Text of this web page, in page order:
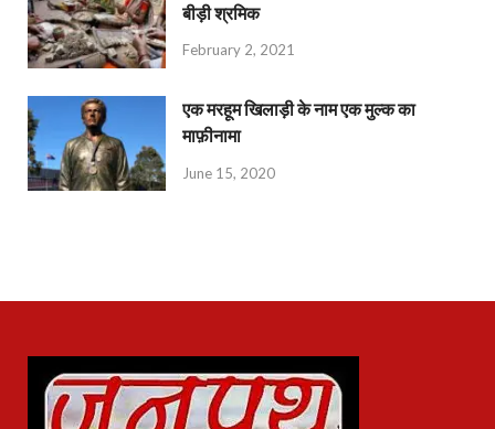
बीड़ी श्रमिक
February 2, 2021
एक मरहूम खिलाड़ी के नाम एक मुल्क का
माफ़ीनामा
June 15, 2020